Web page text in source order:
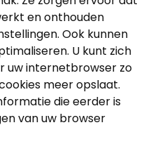
en onthouden
Ook kunnen
U kunt zich
uw internetbrowser zo
meer opslaat.
die eerder is
van uw browser